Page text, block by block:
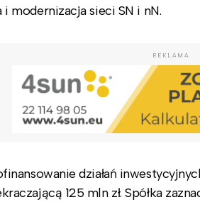
modernizacja sieci SN i nN.
REKLAMA
działań
125 mln zł. Spółka